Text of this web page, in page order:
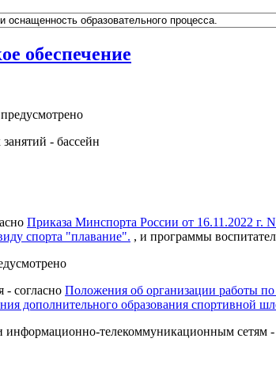
обеспечение
- бассейн
Приказа Минспорта России от 16.11.2022
спорта "плавание". , и программы
- согласно Положения об организации работы
дополнительного образования спортивной
телекоммуникационным сетям -